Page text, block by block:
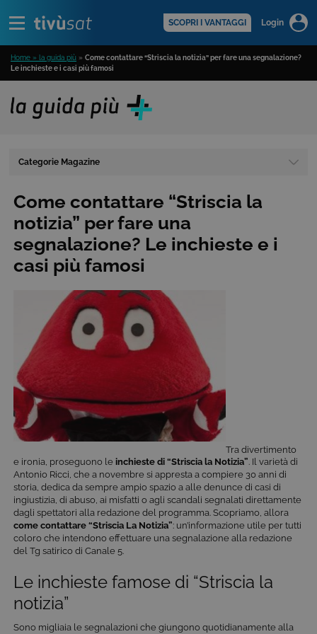
SCOPRI I VANTAGGI Login
Home » la guida più » Come contattare “Striscia la notizia” per fare una segnalazione?
Le inchieste e i casi più famosi
Categorie Magazine
Come contattare “Striscia la
notizia” per fare una
segnalazione? Le inchieste e i
casi più famosi
Tra divertimento
e ironia, proseguono le inchieste di “Striscia la Notizia”. Il varietà di
Antonio Ricci, che a novembre si appresta a compiere 30 anni di
storia, dedica da sempre ampio spazio a alle denunce di casi di
ingiustizia, di abuso, ai misfatti o agli scandali segnalati direttamente
dagli spettatori alla redazione del programma. Scopriamo, allora
come contattare “Striscia La Notizia”: un’informazione utile per tutti
coloro che intendono effettuare una segnalazione alla redazione
del Tg satirico di Canale 5.
Le inchieste famose di “Striscia la
notizia”
Sono migliaia le segnalazioni che giungono quotidianamente alla